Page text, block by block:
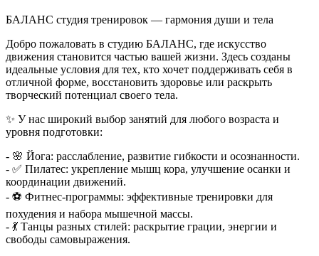
БАЛАНС студия тренировок — гармония души и тела
Добро пожаловать в студию БАЛАНС, где искусство
движения становится частью вашей жизни. Здесь созданы
идеальные условия для тех, кто хочет поддерживать себя в
отличной форме, восстановить здоровье или раскрыть
творческий потенциал своего тела.
✨ У нас широкий выбор занятий для любого возраста и
уровня подготовки:
- 🌸 Йога: расслабление, развитие гибкости и осознанности.
- ✅ Пилатес: укрепление мышц кора, улучшение осанки и
координации движений.
- ⚽️ Фитнес-программы: эффективные тренировки для
похудения и набора мышечной массы.
- 💃 Танцы разных стилей: раскрытие грации, энергии и
свободы самовыражения.